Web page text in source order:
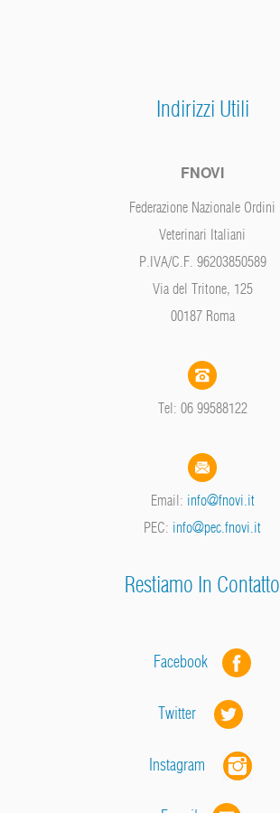
Indirizzi Utili
FNOVI
Federazione Nazionale Ordini
Veterinari Italiani
P.IVA/C.F. 96203850589
Via del Tritone, 125
00187 Roma
Tel: 06 99588122
Email: info@fnovi.it
PEC: info@pec.fnovi.it
Restiamo In Contatto
Facebook
Twitter
Instagram